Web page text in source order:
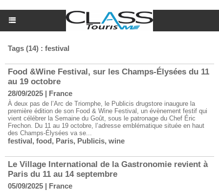
Tags (14) : festival
Food &Wine Festival, sur les Champs-Élysées du 11
au 19 octobre
28/09/2025 | France
À deux pas de l’Arc de Triomphe, le Publicis drugstore inaugure la
première édition de son Food & Wine Festival, un évènement festif qui
vient célébrer la Semaine du Goût, sous le patronage du Chef Éric
Frechon. Du 11 au 19 octobre, l’adresse emblématique située en haut
des Champs-Élysées va se...
festival, food, Paris, Publicis, wine
Le Village International de la Gastronomie revient à
Paris du 11 au 14 septembre
05/09/2025 | France